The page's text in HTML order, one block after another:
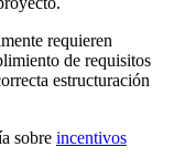
requieren
de requisitos
estructuración
sobre incentivos